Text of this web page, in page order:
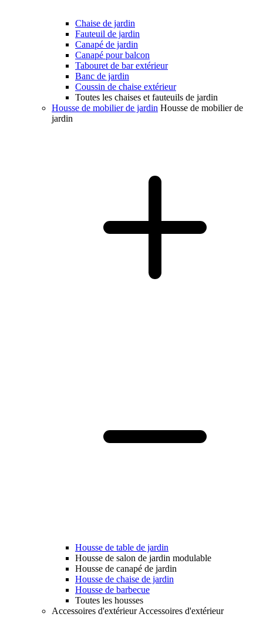
Chaise de jardin
Fauteuil de jardin
Canapé de jardin
Canapé pour balcon
Tabouret de bar extérieur
Banc de jardin
Coussin de chaise extérieur
Toutes les chaises et fauteuils de jardin
Housse de mobilier de jardin Housse de mobilier de
jardin
Housse de table de jardin
Housse de salon de jardin modulable
Housse de canapé de jardin
Housse de chaise de jardin
Housse de barbecue
Toutes les housses
Accessoires d'extérieur Accessoires d'extérieur